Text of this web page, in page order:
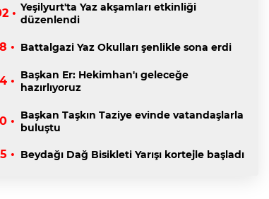
• Yeşilyurt'ta Yaz akşamları etkinliği
düzenlendi
• Battalgazi Yaz Okulları şenlikle sona erdi
• Başkan Er: Hekimhan'ı geleceğe
hazırlıyoruz
• Başkan Taşkın Taziye evinde vatandaşlarla
buluştu
• Beydağı Dağ Bisikleti Yarışı kortejle başladı